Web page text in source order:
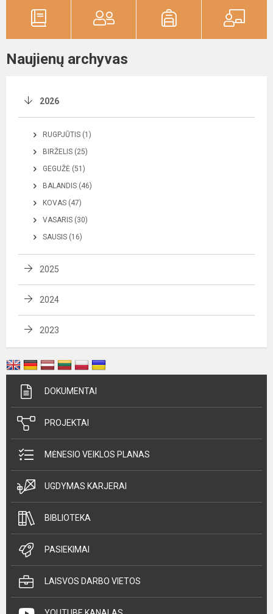
Naujienų archyvas
2026
RUGPJŪTIS (1)
BIRŽELIS (25)
GEGUŽĖ (51)
BALANDIS (46)
KOVAS (47)
VASARIS (30)
SAUSIS (16)
2025
2024
2023
DOKUMENTAI
PROJEKTAI
MĖNESIO VEIKLOS PLANAS
UGDYMAS KARJERAI
BIBLIOTEKA
PASIEKIMAI
LAISVOS DARBO VIETOS